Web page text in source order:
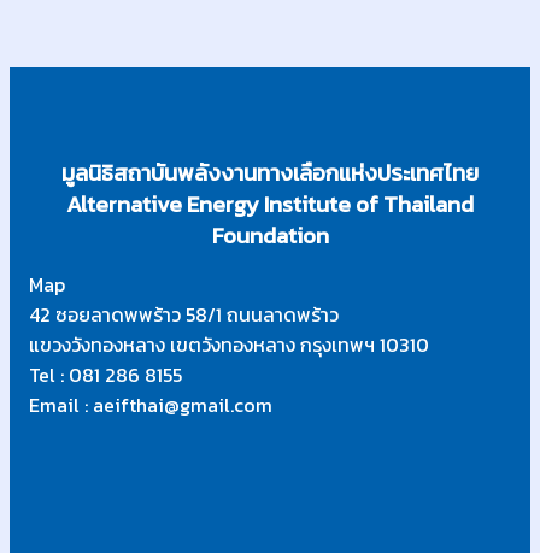
มูลนิธิสถาบันพลังงานทางเลือกแห่งประเทศไทย
Alternative Energy Institute of Thailand
Foundation
Map
42 ซอยลาดพพร้าว 58/1 ถนนลาดพร้าว
แขวงวังทองหลาง เขตวังทองหลาง กรุงเทพฯ 10310
Tel : 081 286 8155
Email : aeifthai@gmail.com